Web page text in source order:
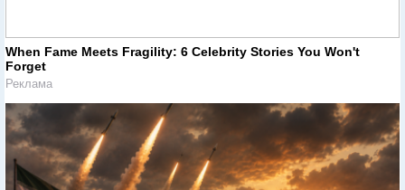
When Fame Meets Fragility: 6 Celebrity Stories You Won't
Forget
Реклама